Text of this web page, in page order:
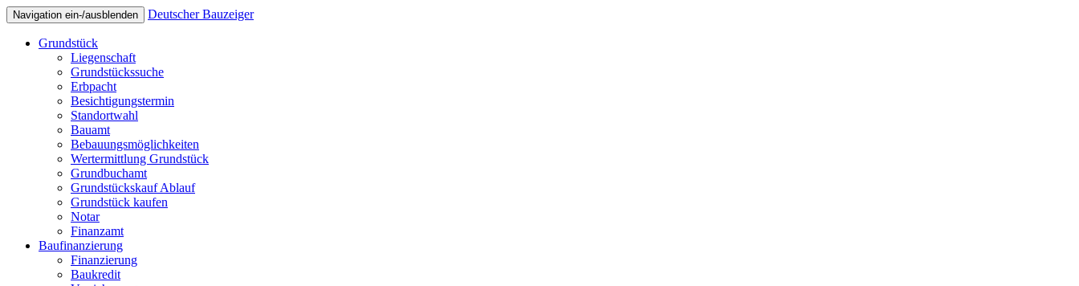
Navigation ein-/ausblenden Deutscher Bauzeiger
Grundstück
Liegenschaft
Grundstückssuche
Erbpacht
Besichtigungstermin
Standortwahl
Bauamt
Bebauungsmöglichkeiten
Wertermittlung Grundstück
Grundbuchamt
Grundstückskauf Ablauf
Grundstück kaufen
Notar
Finanzamt
Baufinanzierung
Finanzierung
Baukredit